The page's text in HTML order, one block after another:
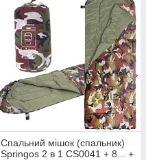
Спальний мішок (спальник)
Springos 2 в 1 CS0041 + 8... +